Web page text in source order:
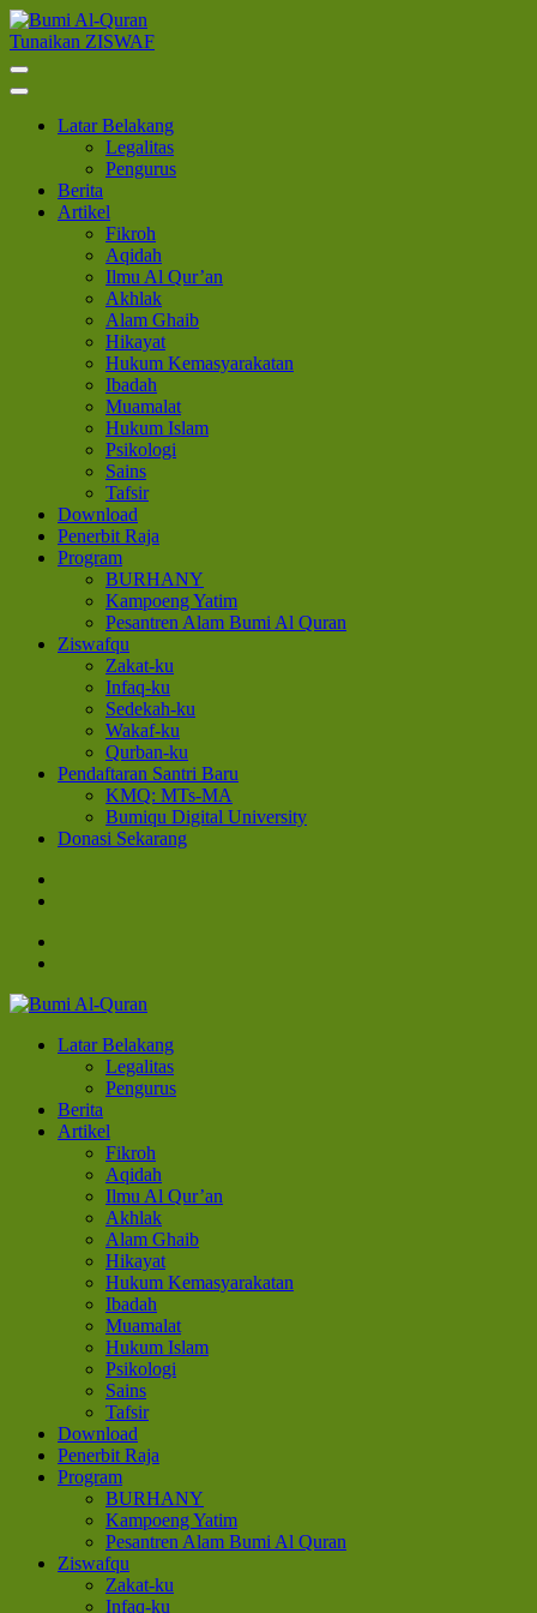
Lompat
ke
konten
(Tekan
Tunaikan ZISWAF
Latar Belakang
Legalitas
Pengurus
Berita
Artikel
Fikroh
Aqidah
Ilmu Al Qur’an
Akhlak
Alam Ghaib
Hikayat
Hukum Kemasyarakatan
Ibadah
Muamalat
Hukum Islam
Psikologi
Sains
Tafsir
Download
Penerbit Raja
Program
BURHANY
Kampoeng Yatim
Pesantren Alam Bumi Al Quran
Ziswafqu
Zakat-ku
Infaq-ku
Sedekah-ku
Wakaf-ku
Qurban-ku
Pendaftaran Santri Baru
KMQ: MTs-MA
Bumiqu Digital University
Donasi Sekarang
Bumi Al-Quran
Sinergi Untuk Kebahagiaan Dunia-Akhirat
Latar Belakang
Legalitas
Pengurus
Berita
Artikel
Fikroh
Aqidah
Ilmu Al Qur’an
Akhlak
Alam Ghaib
Hikayat
Hukum Kemasyarakatan
Ibadah
Muamalat
Hukum Islam
Psikologi
Sains
Tafsir
Download
Penerbit Raja
Program
BURHANY
Kampoeng Yatim
Pesantren Alam Bumi Al Quran
Ziswafqu
Zakat-ku
Infaq-ku